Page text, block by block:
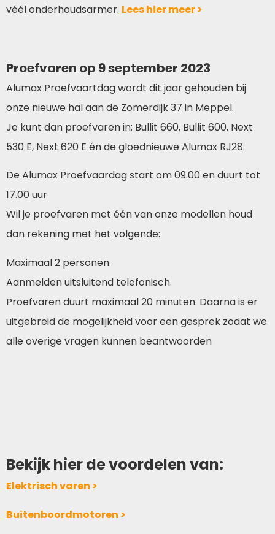
véél onderhoudsarmer. Lees hier meer >
Proefvaren op 9 september 2023
Alumax Proefvaartdag wordt dit jaar gehouden bij
onze nieuwe hal aan de Zomerdijk 37 in Meppel.
Je kunt dan proefvaren in: Bullit 660, Bullit 600, Next
530 E, Next 620 E én de gloednieuwe Alumax RJ28.
De Alumax Proefvaardag start om 09.00 en duurt tot
17.00 uur
Wil je proefvaren met één van onze modellen houd
dan rekening met het volgende:
Maximaal 2 personen.
Aanmelden uitsluitend telefonisch.
Proefvaren duurt maximaal 20 minuten. Daarna is er
uitgebreid de mogelijkheid voor een gesprek zodat we
alle overige vragen kunnen beantwoorden
Bekijk hier de voordelen van:
Elektrisch varen >
Buitenboordmotoren >